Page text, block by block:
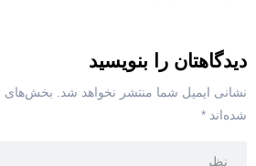
دیدگاهتان را بنویسید
نشانی ایمیل شما منتشر نخواهد شد.
بخش‌های
شده‌اند *